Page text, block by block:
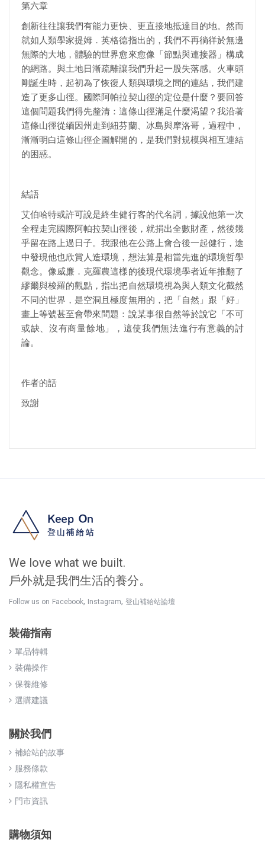
第六章
創新往往讓我們有能力更快、更直接地抵達目的地。然而
就如人類學家提姆．英格德指出的，我們不再徜徉於無邊
無際的大地，體驗的世界愈來愈像「節點與連接器」構成
的網路。與土地日漸疏離讓我們升起一股失落感。火車頭
剛誕生時，起初為了恢復人類與環境之間的連結，我們建
造了更多山徑。國際阿帕拉契山徑的定位是什麼？要回答
這個問題我們得先釐清：這條山徑滿足什麼渴望？我沿著
這條山徑從緬因州走到紐芬蘭、冰島與摩洛哥，過程中，
漸漸明白這條山徑企圖解開的，是我們對規模與相互連結
的困惑。
結語
艾伯哈特或許可說是終生健行客的代名詞，據說他第一次
全程走完國際阿帕拉契山徑後，就捐出全數財產，然後幾
乎留在路上過日子。我跟他在公路上會合後一起健行，途
中發現他也欣賞人造環境，想法算是相當先進的環境哲學
觀念。像威廉．克羅農這樣的後現代環境學者近年推翻了
繆爾與梭羅的觀點，指出把自然環境視為與人類文化截然
不同的世界，是空洞且極度無用的，把「自然」跟「好」
畫上等號甚至會帶來問題：說某事很自然等於說它「不可
或缺、沒有商量餘地」，這使我們無法進行有意義的討
論。
作者的話
致謝
We love what we built.
戶外就是我們生活的養分。
Follow us on Facebook, Instagram, 登山補給站論壇
裝備指南
單品特輯
裝備操作
保養維修
選購建議
關於我們
補給站的故事
服務條款
隱私權宣告
門市資訊
購物須知